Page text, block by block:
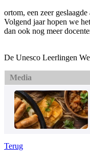
ortom, een zeer
Volgend jaar hopen we
dan ook nog meer
De Unesco Leerlingen
Media
Terug